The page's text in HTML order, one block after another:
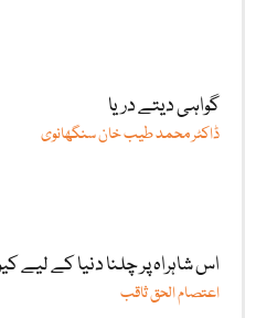
گواہی دیتے دریا
ڈاکٹر محمد طیب خان سنگھانوی
اس شاہراہ پر چلنا دنیا کے
اعتصام الحق ثاقب